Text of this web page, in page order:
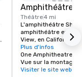
Amphithéâtre
Théâtre4 mi
L'amphithéâtre
amphithéâtre
View, en Californie,
baie de San
capacité de 22 500
Plus d'infos
One Amphitheatre
Vue sur la montagne,
Visiter le site web